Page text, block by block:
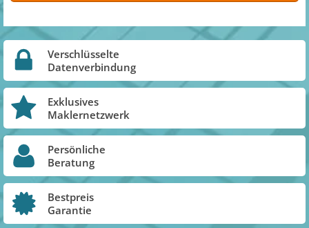
Verschlüsselte
Datenverbindung
Exklusives
Maklernetzwerk
Persönliche
Beratung
Bestpreis
Garantie